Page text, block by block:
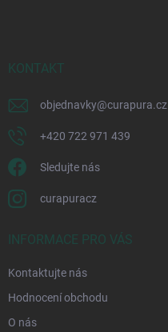
KONTAKT
objednavky@curapura.cz
+420 722 971 439
Sledujte nás
curapuracz
INFORMACE PRO VÁS
Kontaktujte nás
Hodnocení obchodu
O nás